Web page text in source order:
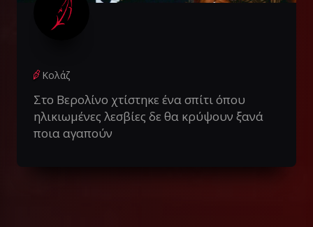
Κολάζ
Στο Βερολίνο χτίστηκε ένα σπίτι όπου
ηλικιωμένες λεσβίες δε θα κρύψουν ξανά
ποια αγαπούν